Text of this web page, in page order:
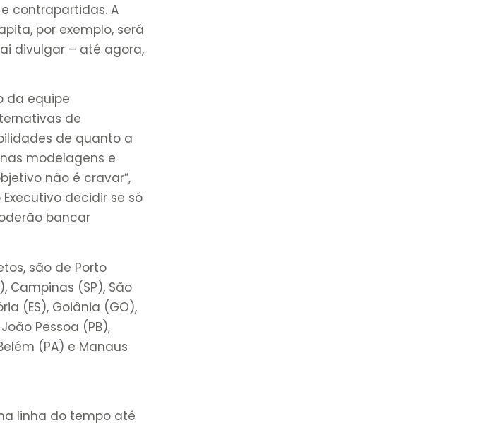
contrapartidas. A
por exemplo, será
divulgar – até agora,
da equipe
de
de quanto a
modelagens e
não é cravar”,
decidir se só
bancar
são de Porto
Campinas (SP), São
(ES), Goiânia (GO),
Pessoa (PB),
(PA) e Manaus
linha do tempo até